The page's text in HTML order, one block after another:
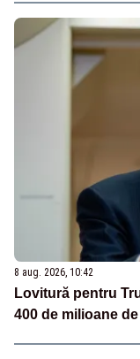
8 aug. 2026, 10:42
Lovitură pentru
400 de milioane